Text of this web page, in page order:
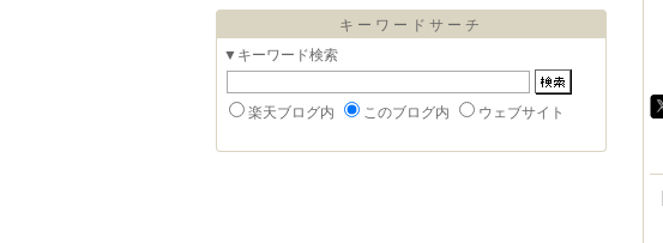
キーワードサーチ
▼キーワード検索
楽天ブログ内 このブログ内 ウェブサイト